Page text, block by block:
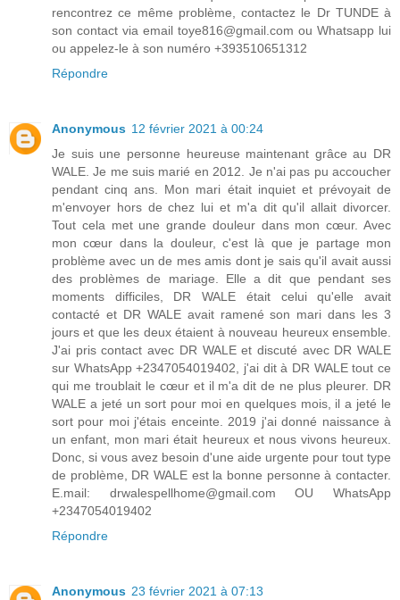
rencontrez ce même problème, contactez le Dr TUNDE à
son contact via email toye816@gmail.com ou Whatsapp lui
ou appelez-le à son numéro +393510651312
Répondre
Anonymous 12 février 2021 à 00:24
Je suis une personne heureuse maintenant grâce au DR
WALE. Je me suis marié en 2012. Je n'ai pas pu accoucher
pendant cinq ans. Mon mari était inquiet et prévoyait de
m'envoyer hors de chez lui et m'a dit qu'il allait divorcer.
Tout cela met une grande douleur dans mon cœur. Avec
mon cœur dans la douleur, c'est là que je partage mon
problème avec un de mes amis dont je sais qu'il avait aussi
des problèmes de mariage. Elle a dit que pendant ses
moments difficiles, DR WALE était celui qu'elle avait
contacté et DR WALE avait ramené son mari dans les 3
jours et que les deux étaient à nouveau heureux ensemble.
J'ai pris contact avec DR WALE et discuté avec DR WALE
sur WhatsApp +2347054019402, j'ai dit à DR WALE tout ce
qui me troublait le cœur et il m'a dit de ne plus pleurer. DR
WALE a jeté un sort pour moi en quelques mois, il a jeté le
sort pour moi j'étais enceinte. 2019 j'ai donné naissance à
un enfant, mon mari était heureux et nous vivons heureux.
Donc, si vous avez besoin d'une aide urgente pour tout type
de problème, DR WALE est la bonne personne à contacter.
E.mail: drwalespellhome@gmail.com OU WhatsApp
+2347054019402
Répondre
Anonymous 23 février 2021 à 07:13